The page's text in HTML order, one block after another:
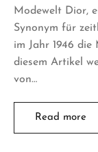
Modewelt Dior,
Synonym für
im Jahr 1946
diesem Artikel
von…
Read more